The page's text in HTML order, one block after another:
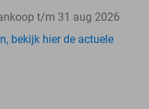
t/m 31 aug 2026
bekijk hier de actuele